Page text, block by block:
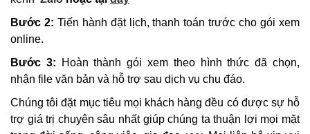
Bước 2: Tiến hành đặt lịch, thanh toán trước cho gói xem
online.
Bước 3: Hoàn thành gói xem theo hình thức đã chọn,
nhận file văn bản và hỗ trợ sau dịch vụ chu đáo.
Chúng tôi đặt mục tiêu mọi khách hàng đều có được sự hỗ
trợ giá trị chuyên sâu nhất giúp chúng ta thuận lợi mọi mặt